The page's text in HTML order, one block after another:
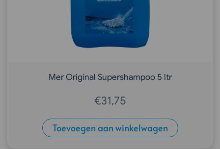
Mer Original Supershampoo 5 ltr
€31,75
Toevoegen aan winkelwagen